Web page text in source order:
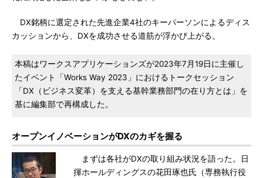
DX銘柄に選定された先進企業4社のキーパーソンによるディス
カッションから、DXを成功させる道筋が浮かび上がる。
本稿はワークスアプリケーションズが2023年7月19日に主催し
たイベント「Works Way 2023」におけるトークセッション
「DX（ビジネス変革）を支える基幹業務部門の在り方とは」を
基に編集部で再構成した。
オープンイノベーションがDXのカギを握る
まずは各社がDXの取り組み状況を語った。日
揮ホールディングスの花田琢也氏（専務執行役